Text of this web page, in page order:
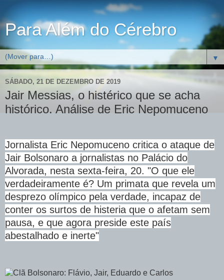
Para Além do Cérebro
▼
SÁBADO, 21 DE DEZEMBRO DE 2019
Jair Messias, o histérico que se acha
histórico. Análise de Eric Nepomuceno
Jornalista Eric Nepomuceno critica o ataque de
Jair Bolsonaro a jornalistas no Palácio do
Alvorada, nesta sexta-feira, 20. "O que ele
verdadeiramente é? Um primata que revela um
desprezo olímpico pela verdade, incapaz de
conter os surtos de histeria que o afetam sem
pausa, e que agora preside este país
abestalhado e inerte"